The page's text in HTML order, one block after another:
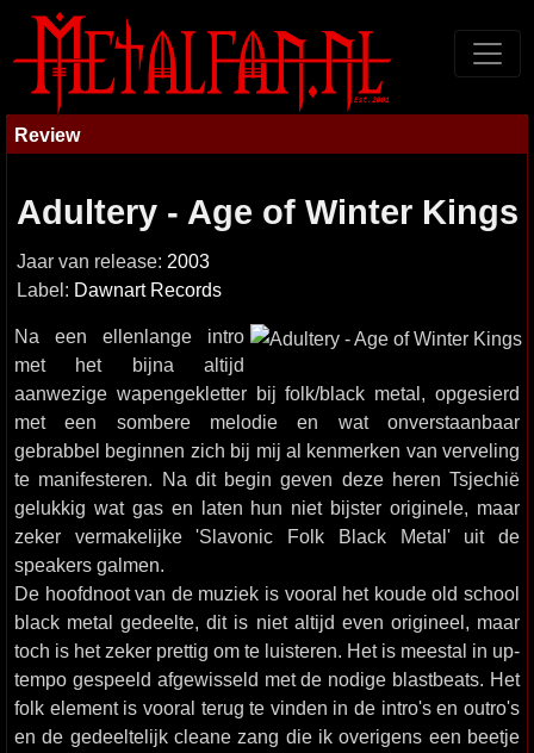
Review
Adultery - Age of Winter Kings
Jaar van release: 2003
Label: Dawnart Records
Na een ellenlange intro
met het bijna altijd
aanwezige wapengekletter bij folk/black metal, opgesierd
met een sombere melodie en wat onverstaanbaar
gebrabbel beginnen zich bij mij al kenmerken van verveling
te manifesteren. Na dit begin geven deze heren Tsjechië
gelukkig wat gas en laten hun niet bijster originele, maar
zeker vermakelijke 'Slavonic Folk Black Metal' uit de
speakers galmen.
De hoofdnoot van de muziek is vooral het koude old school
black metal gedeelte, dit is niet altijd even origineel, maar
toch is het zeker prettig om te luisteren. Het is meestal in up-
tempo gespeeld afgewisseld met de nodige blastbeats. Het
folk element is vooral terug te vinden in de intro's en outro's
en de gedeeltelijk cleane zang die ik overigens een beetje